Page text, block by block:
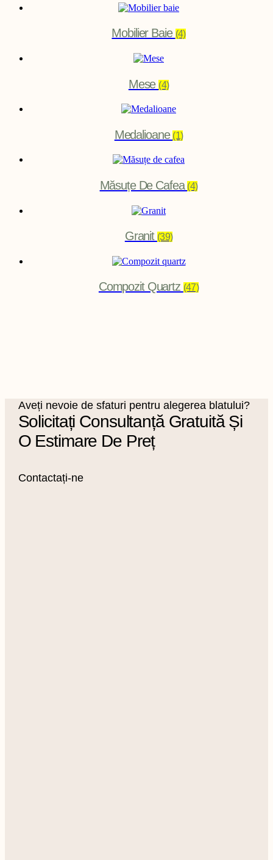
Mobilier Baie (4)
Mese(4)
Medalioane(1)
Măsuțe De Cafea(4)
Granit (39)
Compozit Quartz (47)
Aveți nevoie de sfaturi pentru alegerea blatului?
Solicitați Consultanță Gratuită Și
O Estimare De Preț
Contactați-ne